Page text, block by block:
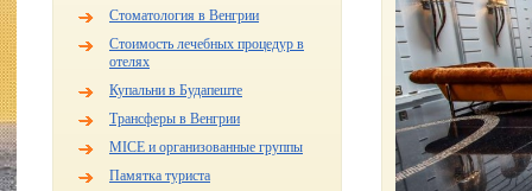
Стоматология в Венгрии
Стоимость лечебных процедур в
отелях
Купальни в Будапеште
Трансферы в Венгрии
MICE и организованные группы
Памятка туриста